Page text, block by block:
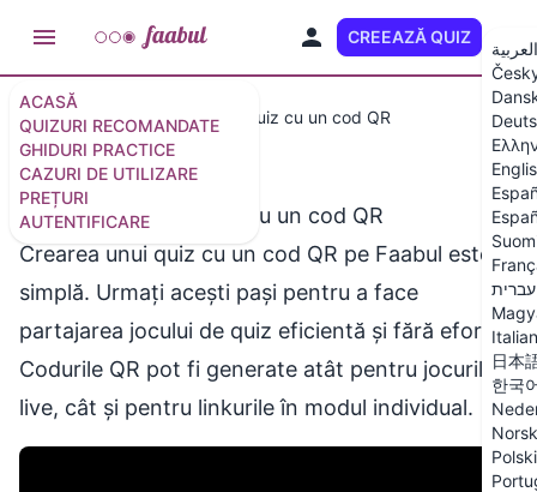
ACASĂ
QUIZURI RECOMANDATE
GHIDURI PRACTICE
CAZURI DE UTILIZARE
PREȚURI
AUTENTIFICARE
CREEAZĂ QUIZ
العربية
עברית
日本
한국
Norsk
Polski
Ghiduri Cum să creezi un quiz cu un cod QR
Cum să creezi un quiz cu un cod QR
Crearea unui quiz cu un cod QR pe Faabul este
simplă. Urmați acești pași pentru a face
partajarea jocului de quiz eficientă și fără efort.
Codurile QR pot fi generate atât pentru jocurile
live, cât și pentru linkurile în modul individual.